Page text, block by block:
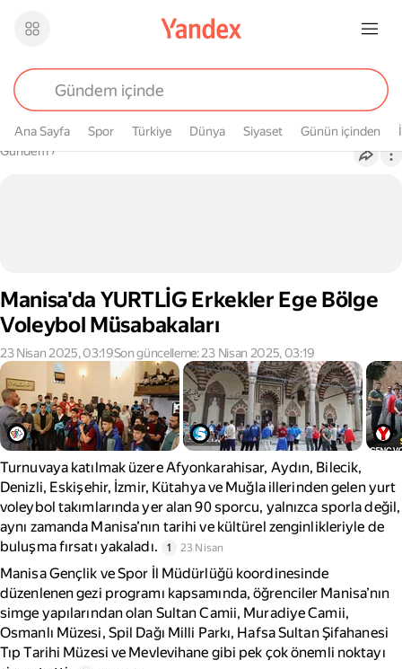
Ana Sayfa Spor Türkiye Dünya Siyaset Günün içinden
Buradasın
Gündem›
Manisa'da YURTLİG Erkekler Ege Bölge
Voleybol Müsabakaları
23 Nisan 2025, 03:19Son güncelleme: 23 Nisan 2025, 03:19
Turnuvaya katılmak üzere Afyonkarahisar, Aydın, Bilecik,
Denizli, Eskişehir, İzmir, Kütahya ve Muğla illerinden gelen yurt
voleybol takımlarında yer alan 90 sporcu, yalnızca sporla değil,
aynı zamanda Manisa’nın tarihi ve kültürel zenginlikleriyle de
buluşma fırsatı yakaladı.
1 23 Nisan
Manisa Gençlik ve Spor İl Müdürlüğü koordinesinde
düzenlenen gezi programı kapsamında, öğrenciler Manisa’nın
simge yapılarından olan Sultan Camii, Muradiye Camii,
Osmanlı Müzesi, Spil Dağı Milli Parkı, Hafsa Sultan Şifahanesi
Tıp Tarihi Müzesi ve Mevlevihane gibi pek çok önemli noktayı